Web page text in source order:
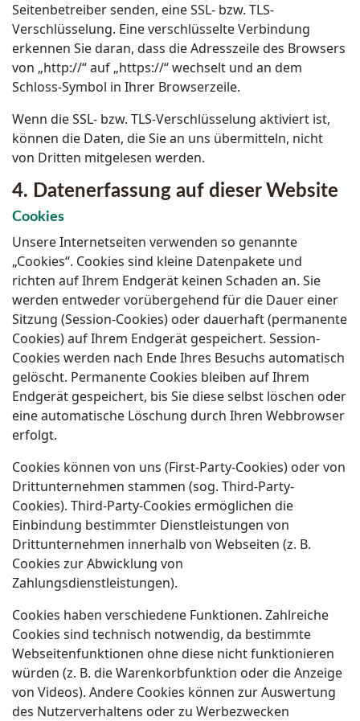
Seitenbetreiber senden, eine SSL- bzw. TLS-
Verschlüsselung. Eine verschlüsselte Verbindung
erkennen Sie daran, dass die Adresszeile des Browsers
von „http://“ auf „https://“ wechselt und an dem
Schloss-Symbol in Ihrer Browserzeile.
Wenn die SSL- bzw. TLS-Verschlüsselung aktiviert ist,
können die Daten, die Sie an uns übermitteln, nicht
von Dritten mitgelesen werden.
4. Datenerfassung auf dieser Website
Cookies
Unsere Internetseiten verwenden so genannte
„Cookies“. Cookies sind kleine Datenpakete und
richten auf Ihrem Endgerät keinen Schaden an. Sie
werden entweder vorübergehend für die Dauer einer
Sitzung (Session-Cookies) oder dauerhaft (permanente
Cookies) auf Ihrem Endgerät gespeichert. Session-
Cookies werden nach Ende Ihres Besuchs automatisch
gelöscht. Permanente Cookies bleiben auf Ihrem
Endgerät gespeichert, bis Sie diese selbst löschen oder
eine automatische Löschung durch Ihren Webbrowser
erfolgt.
Cookies können von uns (First-Party-Cookies) oder von
Drittunternehmen stammen (sog. Third-Party-
Cookies). Third-Party-Cookies ermöglichen die
Einbindung bestimmter Dienstleistungen von
Drittunternehmen innerhalb von Webseiten (z. B.
Cookies zur Abwicklung von
Zahlungsdienstleistungen).
Cookies haben verschiedene Funktionen. Zahlreiche
Cookies sind technisch notwendig, da bestimmte
Webseitenfunktionen ohne diese nicht funktionieren
würden (z. B. die Warenkorbfunktion oder die Anzeige
von Videos). Andere Cookies können zur Auswertung
des Nutzerverhaltens oder zu Werbezwecken